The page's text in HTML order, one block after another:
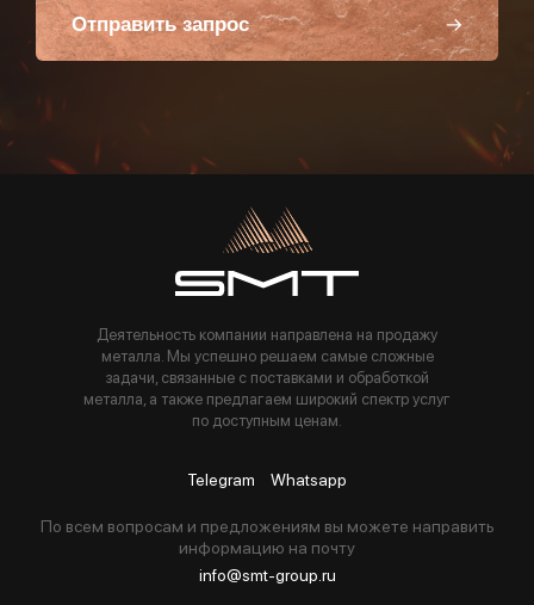
Отправить запрос
Пользуясь данной формой вы соглашаетесь с политикой компании
Деятельность компании направлена на продажу
металла. Мы успешно решаем самые сложные
задачи, связанные с поставками и обработкой
металла, а также предлагаем широкий спектр услуг
по доступным ценам.
Telegram Whatsapp
По всем вопросам и предложениям вы можете направить
информацию на почту
info@smt-group.ru